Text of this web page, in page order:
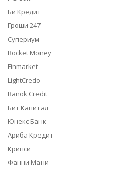
Би Кредит
Гроши 247
Супериум
Rocket Money
Finmarket
LightCredo
Ranok Credit
Бит Капитал
Юнекс Банк
Ариба Кредит
Крипси
Фанни Мани